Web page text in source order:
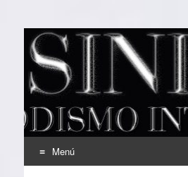
EL SINDICAL
Periodismo Inteligente
Menú